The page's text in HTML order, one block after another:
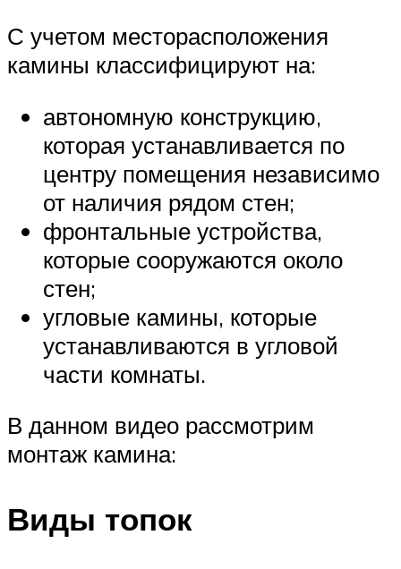
С учетом месторасположения
камины классифицируют на:
автономную конструкцию,
которая устанавливается по
центру помещения независимо
от наличия рядом стен;
фронтальные устройства,
которые сооружаются около
стен;
угловые камины, которые
устанавливаются в угловой
части комнаты.
В данном видео рассмотрим
монтаж камина:
Виды топок